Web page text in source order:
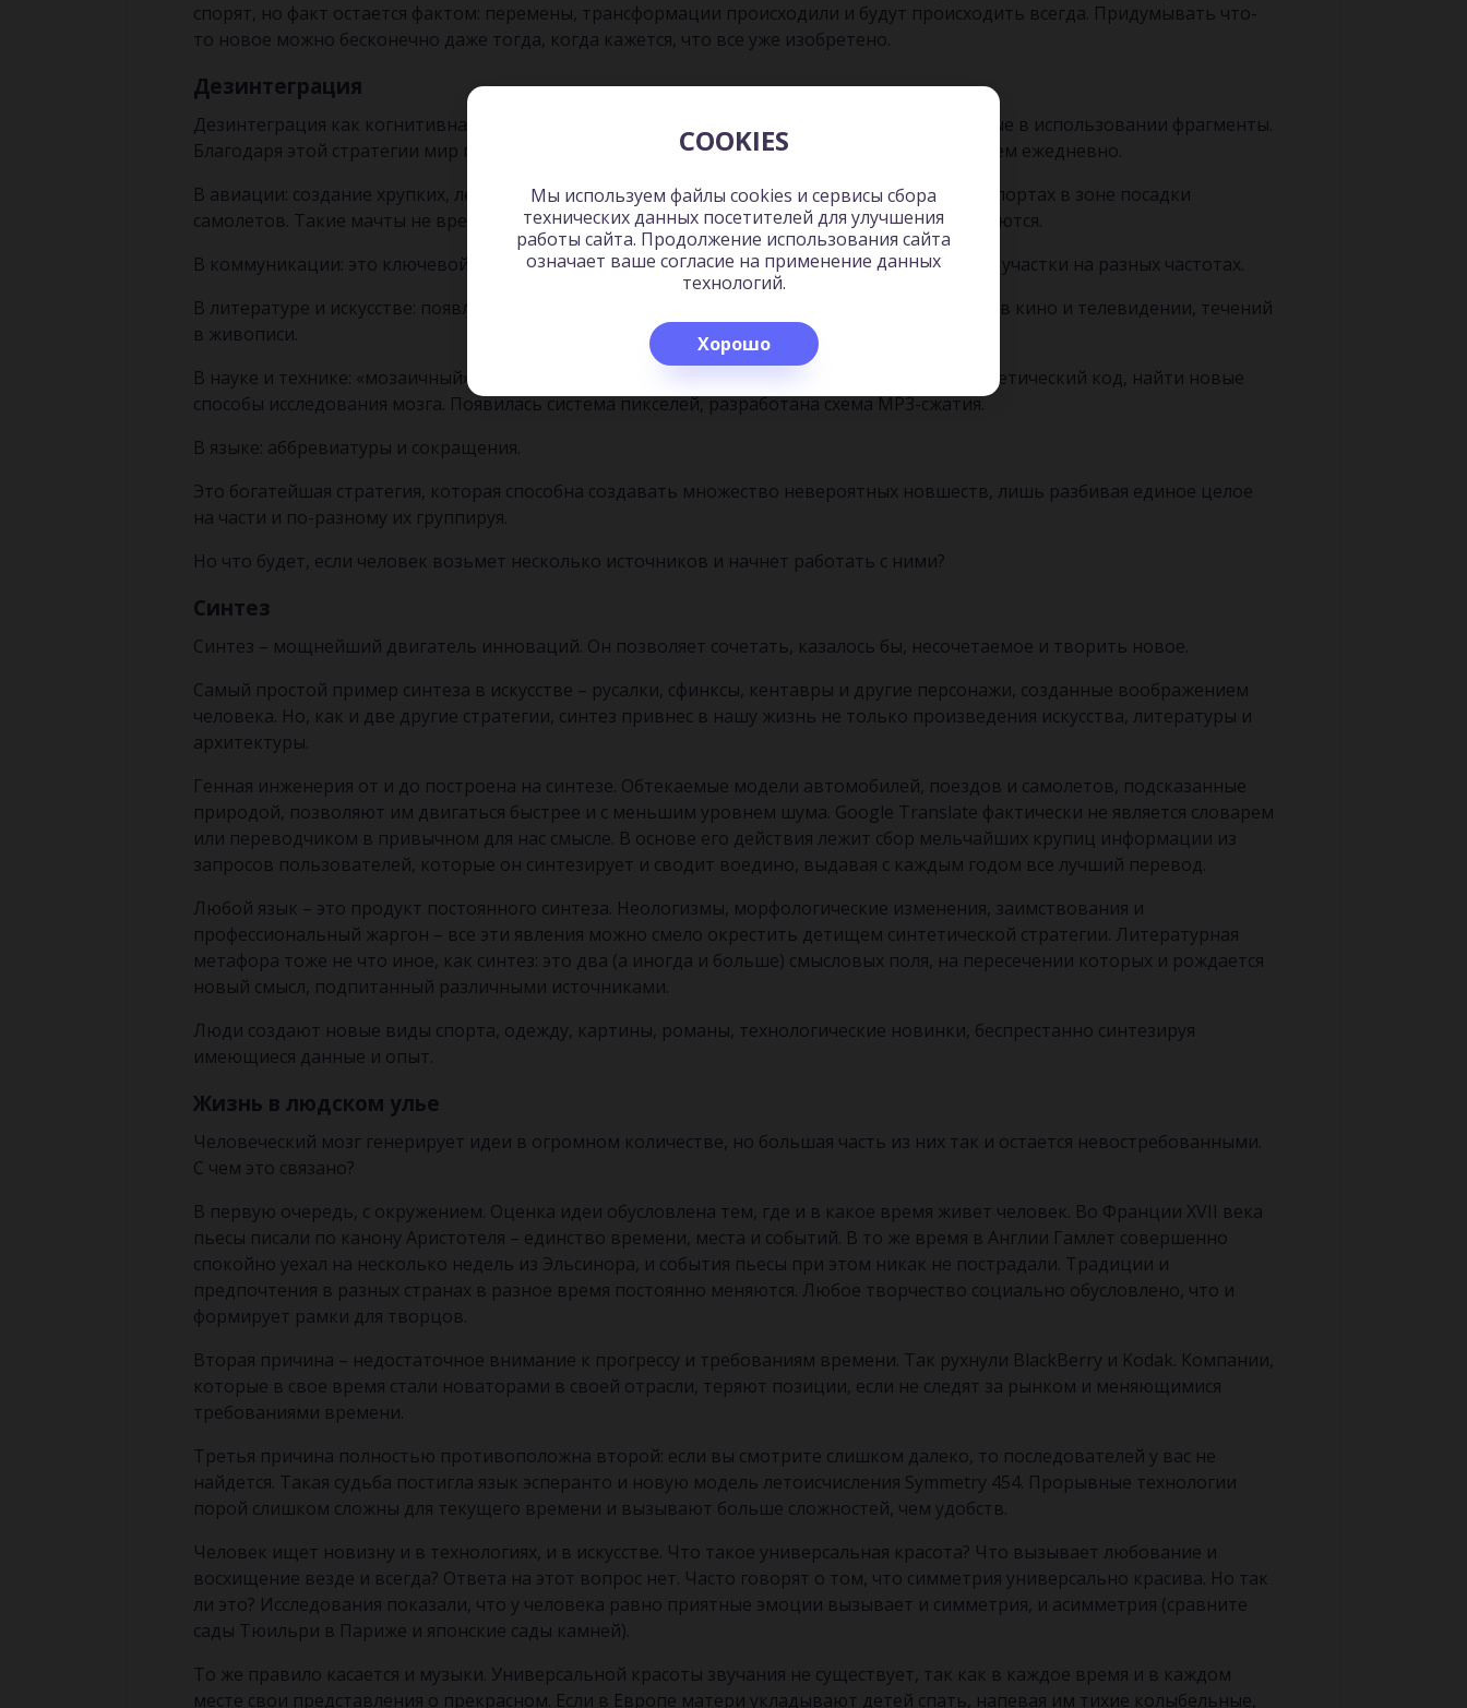
спорят, но факт остается фактом: перемены, трансформации происходили и будут происходить всегда. Придумывать что-
то новое можно бесконечно даже тогда, когда кажется, что все уже изобретено.
Дезинтеграция
Дезинтеграция как когнитивная стратегия позволяет брать нечто целое и делить на удобные в использовании фрагменты.
Благодаря этой стратегии мир получил множество важных открытий, которые мы используем ежедневно.
В авиации: создание хрупких, легко ломающихся мачт осветительных и радиовышек в аэропортах в зоне посадки
самолетов. Такие мачты не вредят самолетам в случае столкновения и легко восстанавливаются.
В коммуникации: это ключевой принцип работы сотовой связи. Вышки охватывают разные участки на разных частотах.
В литературе и искусстве: появление верлибра (свободного стиха), новых приемов монтажа в кино и телевидении, течений
в живописи.
В науке и технике: «мозаичный» метод позволил разбить молекулу инсулина, прочитать генетический код, найти новые
способы исследования мозга. Появилась система пикселей, разработана схема MP3-сжатия.
В языке: аббревиатуры и сокращения.
Это богатейшая стратегия, которая способна создавать множество невероятных новшеств, лишь разбивая единое целое
на части и по-разному их группируя.
Но что будет, если человек возьмет несколько источников и начнет работать с ними?
Синтез
Синтез – мощнейший двигатель инноваций. Он позволяет сочетать, казалось бы, несочетаемое и творить новое.
Самый простой пример синтеза в искусстве – русалки, сфинксы, кентавры и другие персонажи, созданные воображением
человека. Но, как и две другие стратегии, синтез привнес в нашу жизнь не только произведения искусства, литературы и
архитектуры.
Генная инженерия от и до построена на синтезе. Обтекаемые модели автомобилей, поездов и самолетов, подсказанные
природой, позволяют им двигаться быстрее и с меньшим уровнем шума. Google Translate фактически не является словарем
или переводчиком в привычном для нас смысле. В основе его действия лежит сбор мельчайших крупиц информации из
запросов пользователей, которые он синтезирует и сводит воедино, выдавая с каждым годом все лучший перевод.
Любой язык – это продукт постоянного синтеза. Неологизмы, морфологические изменения, заимствования и
профессиональный жаргон – все эти явления можно смело окрестить детищем синтетической стратегии. Литературная
метафора тоже не что иное, как синтез: это два (а иногда и больше) смысловых поля, на пересечении которых и рождается
новый смысл, подпитанный различными источниками.
Люди создают новые виды спорта, одежду, картины, романы, технологические новинки, беспрестанно синтезируя
имеющиеся данные и опыт.
Жизнь в людском улье
Человеческий мозг генерирует идеи в огромном количестве, но большая часть из них так и остается невостребованными.
С чем это связано?
В первую очередь, с окружением. Оценка идеи обусловлена тем, где и в какое время живет человек. Во Франции XVII века
пьесы писали по канону Аристотеля – единство времени, места и событий. В то же время в Англии Гамлет совершенно
спокойно уехал на несколько недель из Эльсинора, и события пьесы при этом никак не пострадали. Традиции и
предпочтения в разных странах в разное время постоянно меняются. Любое творчество социально обусловлено, что и
формирует рамки для творцов.
Вторая причина – недостаточное внимание к прогрессу и требованиям времени. Так рухнули BlackBerry и Kodak. Компании,
которые в свое время стали новаторами в своей отрасли, теряют позиции, если не следят за рынком и меняющимися
требованиями времени.
Третья причина полностью противоположна второй: если вы смотрите слишком далеко, то последователей у вас не
найдется. Такая судьба постигла язык эсперанто и новую модель летоисчисления Symmetry 454. Прорывные технологии
порой слишком сложны для текущего времени и вызывают больше сложностей, чем удобств.
Человек ищет новизну и в технологиях, и в искусстве. Что такое универсальная красота? Что вызывает любование и
восхищение везде и всегда? Ответа на этот вопрос нет. Часто говорят о том, что симметрия универсально красива. Но так
ли это? Исследования показали, что у человека равно приятные эмоции вызывает и симметрия, и асимметрия (сравните
сады Тюильри в Париже и японские сады камней).
То же правило касается и музыки. Универсальной красоты звучания не существует, так как в каждое время и в каждом
месте свои представления о прекрасном. Если в Европе матери укладывают детей спать, напевая им тихие колыбельные,
COOKIES
Мы используем файлы cookies и сервисы сбора
технических данных посетителей для улучшения
работы сайта. Продолжение использования сайта
означает ваше согласие на применение данных
технологий.
Хорошо